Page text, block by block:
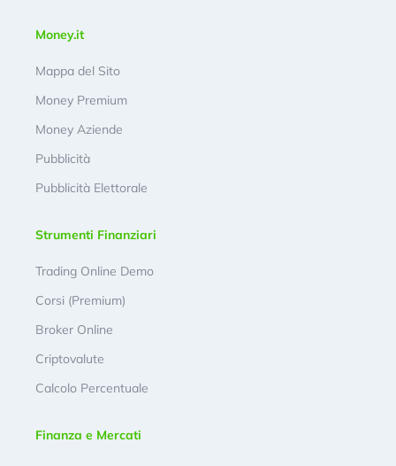
Money.it
Mappa del Sito
Money Premium
Money Aziende
Pubblicità
Pubblicità Elettorale
Strumenti Finanziari
Trading Online Demo
Corsi (Premium)
Broker Online
Criptovalute
Calcolo Percentuale
Finanza e Mercati